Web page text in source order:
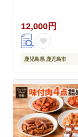
12,000円
鹿児島県 鹿児島市